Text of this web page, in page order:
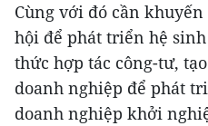
Cùng với đó cần
hội để phát triển hệ
thức hợp tác công-tư,
doanh nghiệp để phát
doanh nghiệp khởi